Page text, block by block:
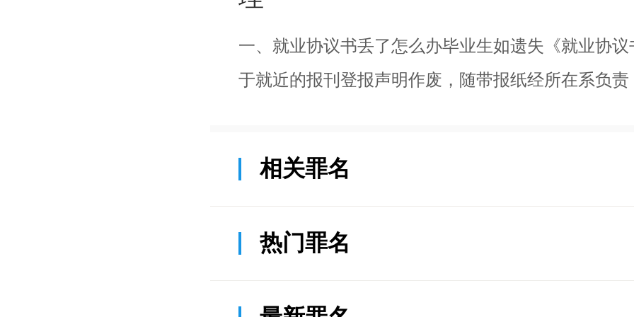
一、就业协议书丢了怎么办毕业生如遗失《就业协议
于就近的报刊登报声明作废，随带报纸经所在系负责
相关罪名
热门罪名